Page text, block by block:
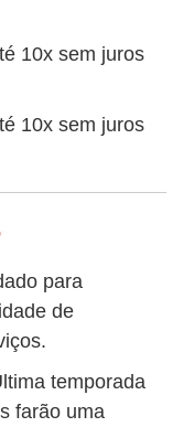
10x sem juros
10x sem juros
para
de
temporada
farão uma